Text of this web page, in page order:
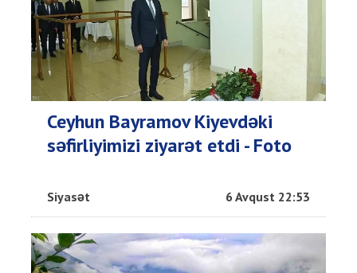
Ceyhun Bayramov Kiyevdəki
səfirliyimizi ziyarət etdi - Foto
Siyasət 6 Avqust 22:53